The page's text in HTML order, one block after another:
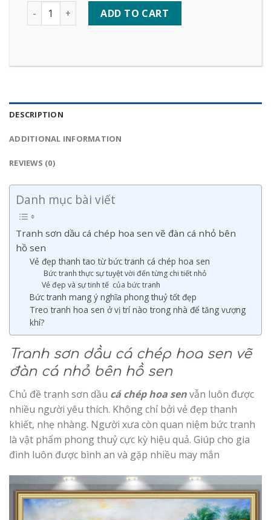
Quantity ADD TO CART
DESCRIPTION
ADDITIONAL INFORMATION
REVIEWS (0)
Danh mục bài viết
Tranh sơn dầu cá chép hoa sen vẽ đàn cá nhỏ bên
hồ sen
Vẻ đẹp thanh tao từ bức tranh cá chép hoa sen
Bức tranh thực sự tuyệt vời đến từng chi tiết nhỏ
Vẻ đẹp và sự tinh tế của bức tranh
Bức tranh mang ý nghĩa phong thuỷ tốt đẹp
Treo tranh hoa sen ở vị trí nào trong nhà để tăng vượng
khí?
Tranh sơn dầu cá chép hoa sen vẽ
đàn cá nhỏ bên hồ sen
Chủ đề tranh sơn dầu cá chép hoa senvẫn luôn được
nhiều người yêu thích. Không chỉ bởi vẻ đẹp thanh
khiết, nhẹ nhàng. Người xưa còn quan niệm bức tranh
là vật phẩm phong thuỷ cực kỳ hiệu quả. Giúp cho gia
đình luôn được bình an và gặp nhiều may mắn